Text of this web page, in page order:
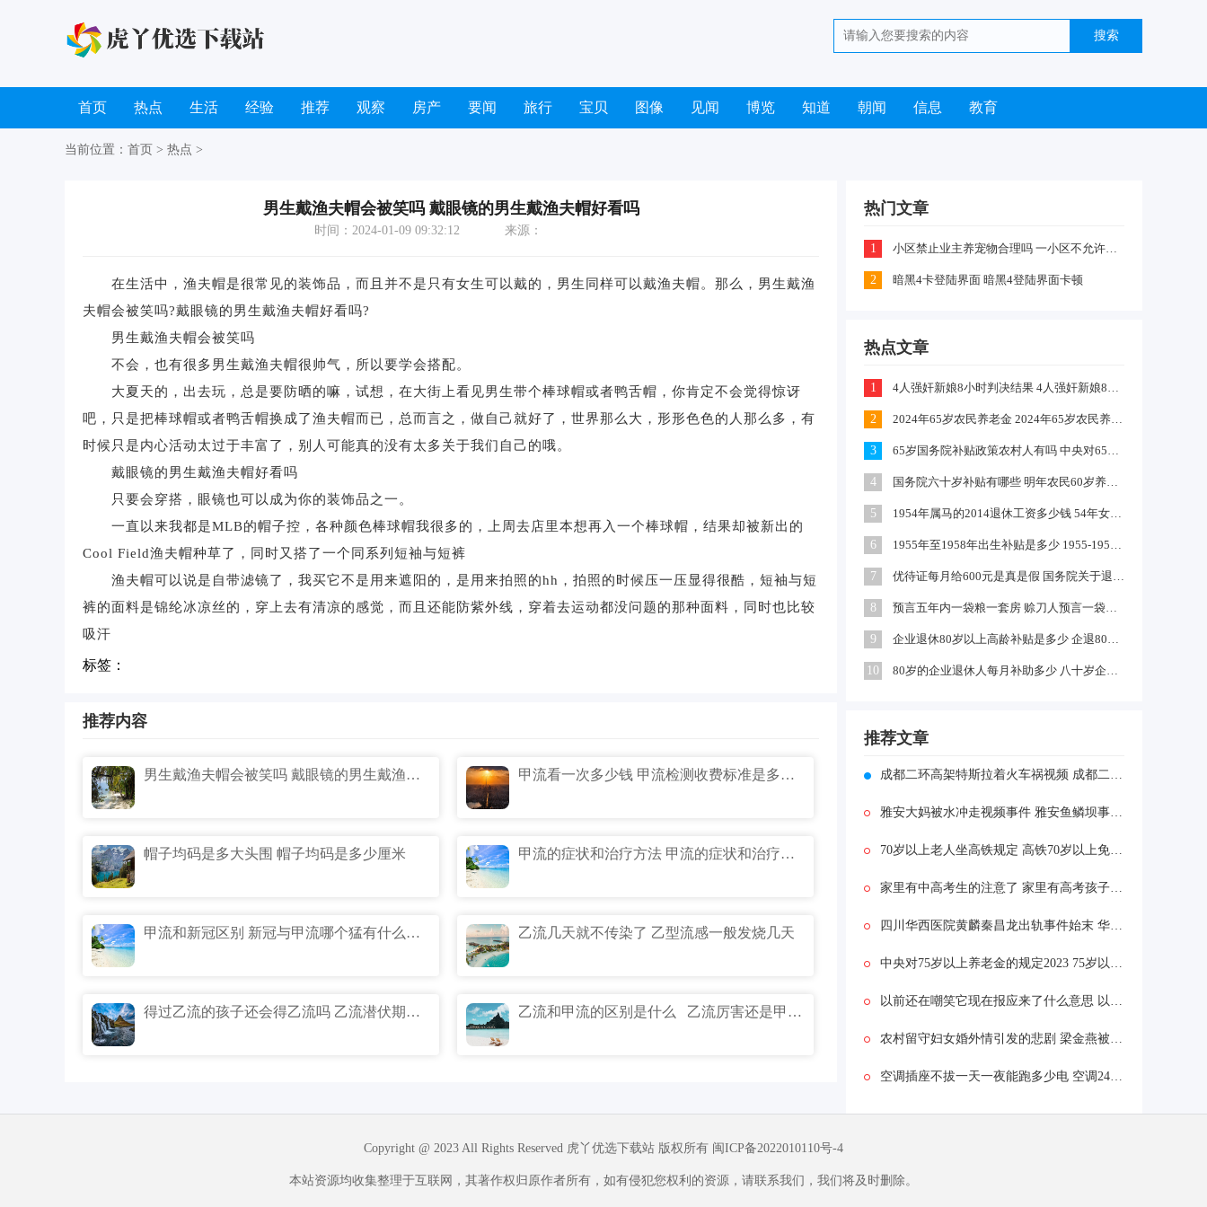
首页 热点 生活 经验 推荐 观察 房产 要闻 旅行 宝贝 图像 见闻 博览 知道 朝闻 信息 教育
当前位置： 首页 > 热点 >
男生戴渔夫帽会被笑吗 戴眼镜的男生戴渔夫帽好看吗
时间：2024-01-09 09:32:12 来源：
在生活中，渔夫帽是很常见的装饰品，而且并不是只有女生可以戴的，男生同样可以戴渔夫帽。那么，男生戴渔
夫帽会被笑吗?戴眼镜的男生戴渔夫帽好看吗?
男生戴渔夫帽会被笑吗
不会，也有很多男生戴渔夫帽很帅气，所以要学会搭配。
大夏天的，出去玩，总是要防晒的嘛，试想，在大街上看见男生带个棒球帽或者鸭舌帽，你肯定不会觉得惊讶
吧，只是把棒球帽或者鸭舌帽换成了渔夫帽而已，总而言之，做自己就好了，世界那么大，形形色色的人那么多，有
时候只是内心活动太过于丰富了，别人可能真的没有太多关于我们自己的哦。
戴眼镜的男生戴渔夫帽好看吗
只要会穿搭，眼镜也可以成为你的装饰品之一。
一直以来我都是MLB的帽子控，各种颜色棒球帽我很多的，上周去店里本想再入一个棒球帽，结果却被新出的
Cool Field渔夫帽种草了，同时又搭了一个同系列短袖与短裤
渔夫帽可以说是自带滤镜了，我买它不是用来遮阳的，是用来拍照的hh，拍照的时候压一压显得很酷，短袖与短
裤的面料是锦纶冰凉丝的，穿上去有清凉的感觉，而且还能防紫外线，穿着去运动都没问题的那种面料，同时也比较
吸汗
标签：
推荐内容
男生戴渔夫帽会被笑吗 戴眼镜的男生戴渔夫帽好看吗 甲流看一次多少钱 甲流检测收费标准是多少钱
帽子均码是多大头围 帽子均码是多少厘米 甲流的症状和治疗方法 甲流的症状和治疗方法多少钱
甲流和新冠区别 新冠与甲流哪个猛有什么区别 乙流几天就不传染了 乙型流感一般发烧几天
得过乙流的孩子还会得乙流吗 乙流潜伏期一般多久 乙流和甲流的区别是什么 乙流厉害还是甲流厉害
热门文章
1 小区禁止业主养宠物合理吗 一小区不允许业主喂养猫咪和狗狗是怎么回事
2 暗黑4卡登陆界面 暗黑4登陆界面卡顿
热点文章
1 4人强奸新娘8小时判决结果 4人强奸新娘8小时案件嫌疑犯判刑什么情况
2 2024年65岁农民养老金 2024年65岁农民养老金上涨多少
3 65岁国务院补贴政策农村人有吗 中央对65岁以上老人有补贴吗
4 国务院六十岁补贴有哪些 明年农民60岁养老金每月领多少钱
5 1954年属马的2014退休工资多少钱 54年女马出生农村每年养老金多少
6 1955年至1958年出生补贴是多少 1955-1958年出生补贴在哪领
7 优待证每月给600元是真是假 国务院关于退伍军人每月补助文件
8 预言五年内一袋粮一套房 赊刀人预言一袋面换五栋楼真的吗
9 企业退休80岁以上高龄补贴是多少 企退80岁以上有100元补贴吗
10 80岁的企业退休人每月补助多少 八十岁企退人员补发工资吗
推荐文章
成都二环高架特斯拉着火车祸视频 成都二环高架车祸原因是什么？
雅安大妈被水冲走视频事件 雅安鱼鳞坝事故一堆阿姨拍照被水冲走
70岁以上老人坐高铁规定 高铁70岁以上免票吗
家里有中高考生的注意了 家里有高考孩子有什么说道应该注意什么
四川华西医院黄麟秦昌龙出轨事件始末 华西医院秦昌龙照片现在怎么样了？
中央对75岁以上养老金的规定2023 75岁以上养老金标准是多少
以前还在嘲笑它现在报应来了什么意思 以前还在嘲笑它现在报应来了什么情况
农村留守妇女婚外情引发的悲剧 梁金燕被杀案怎么死的事件始末
空调插座不拔一天一夜能跑多少电 空调24小时不拔插座费多少电
Copyright @ 2023 All Rights Reserved 虎丫优选下载站 版权所有 闽ICP备2022010110号-4
本站资源均收集整理于互联网，其著作权归原作者所有，如有侵犯您权利的资源，请联系我们，我们将及时删除。